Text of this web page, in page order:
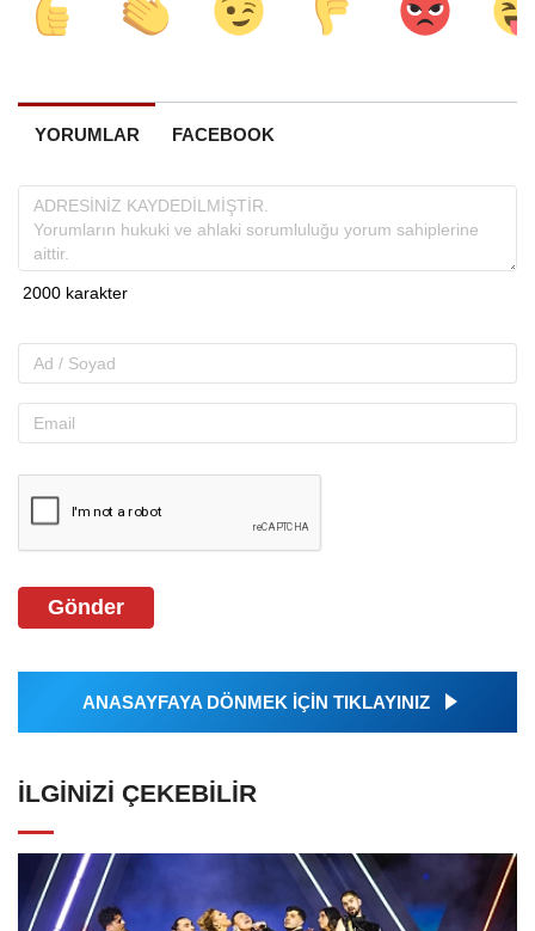
YORUMLAR FACEBOOK
Gönder
ANASAYFAYA DÖNMEK İÇİN TIKLAYINIZ
İLGINIZI ÇEKEBILIR